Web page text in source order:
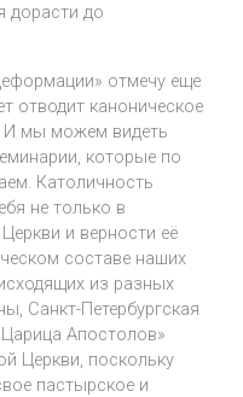
дорасти до
отмечу еще
отводит каноническое
И мы можем видеть
которые по
Католичность
не только в
и верности её
составе наших
из разных
Санкт-Петербургская
Апостолов»
Церкви, поскольку
пастырское и